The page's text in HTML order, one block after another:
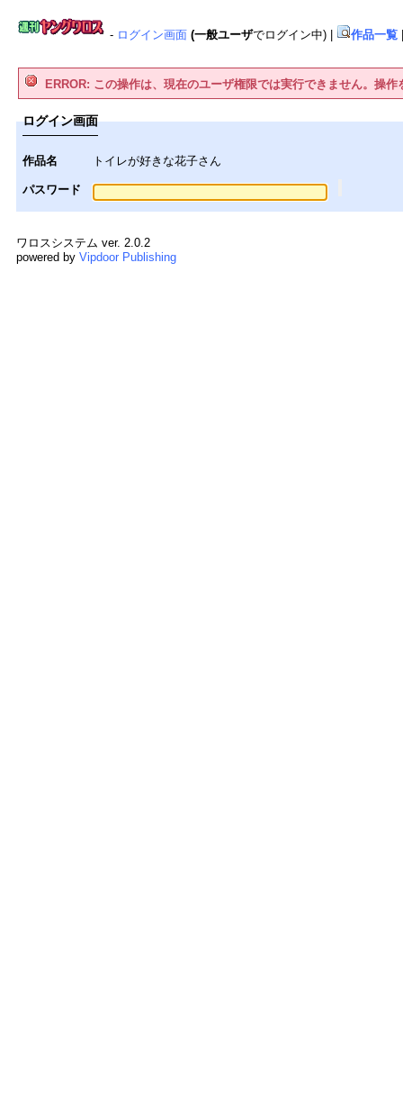
- ログイン画面 (一般ユーザでログイン中) 作品一覧
ERROR: この操作は、現在のユーザ権限では実行できません。操
ログイン画面
作品名 トイレが好きな花子さん
パスワード
ワロスシステム ver. 2.0.2
powered byVipdoor Publishing